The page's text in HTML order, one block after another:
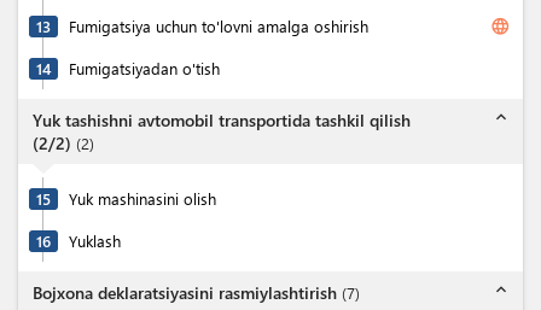
13 Fumigatsiya uchun to'lovni amalga oshirish language
14 Fumigatsiyadan o'tish
Yuk tashishni avtomobil transportida tashkil qilish
(2/2) (2)
expand_less
15 Yuk mashinasini olish
16 Yuklash
Bojxona deklaratsiyasini rasmiylashtirish (7) expand_less